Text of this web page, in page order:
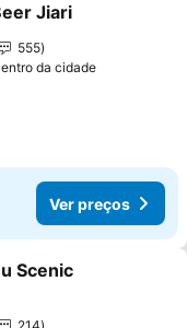
aos favoritos
Jiari
555
da cidade
Ver preços
aos favoritos
Scenic